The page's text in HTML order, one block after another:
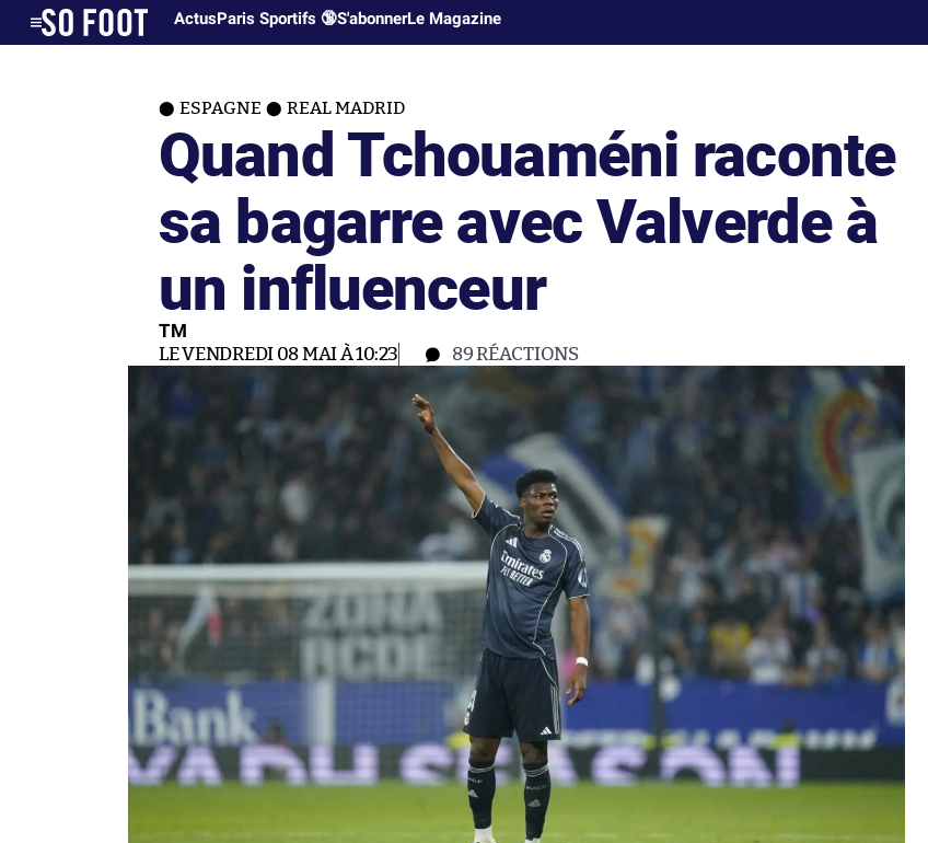
ActusParis Sportifs 🔞S'abonnerLe Magazine
ESPAGNE REAL MADRID
Quand Tchouaméni raconte
sa bagarre avec Valverde à
un influenceur
TM
LE VENDREDI 08 MAI À 10:23 89RÉACTIONS